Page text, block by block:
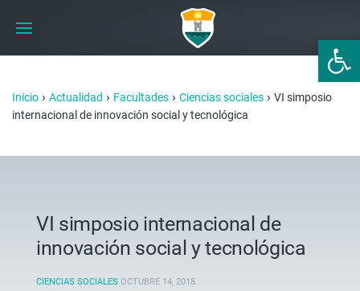
Abrir
Inicio › Actualidad › Facultades › Ciencias sociales › VI simposio
internacional de innovación social y tecnológica
VI simposio internacional de
innovación social y tecnológica
CIENCIAS SOCIALES OCTUBRE 14, 2018.